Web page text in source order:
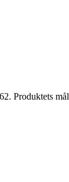
Produktets